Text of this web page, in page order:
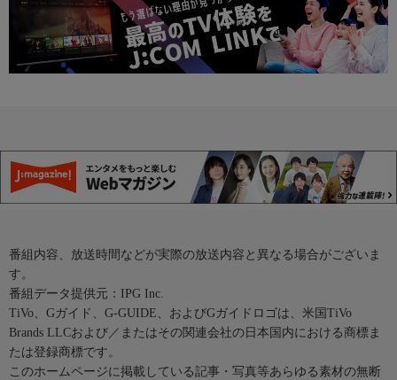
番組内容、放送時間などが実際の放送内容と異なる場合がございま
す。
番組データ提供元：IPG Inc.
TiVo、Gガイド、G-GUIDE、およびGガイドロゴは、米国TiVo
Brands LLCおよび／またはその関連会社の日本国内における商標ま
たは登録商標です。
このホームページに掲載している記事・写真等あらゆる素材の無断